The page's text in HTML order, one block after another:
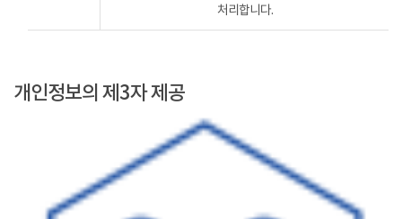
처리합니다.
개인정보의 제3자 제공